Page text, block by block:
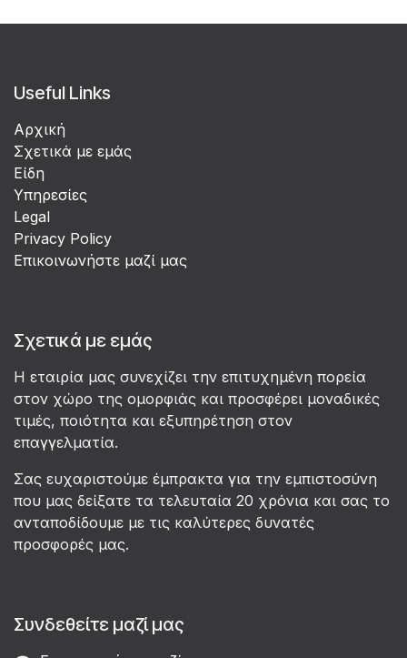
Useful Links
Αρχική
Σχετικά με εμάς
Είδη
Υπηρεσίες
Legal
Privacy Policy
Επικοινωνήστε μαζί μας
Σχετικά με εμάς
Η εταιρία μας συνεχίζει την επιτυχημένη πορεία
στον χώρο της ομορφιάς και προσφέρει μοναδικές
τιμές, ποιότητα και εξυπηρέτηση στον
επαγγελματία.
Σας ευχαριστούμε έμπρακτα για την εμπιστοσύνη
που μας δείξατε τα τελευταία 20 χρόνια και σας το
ανταποδίδουμε με τις καλύτερες δυνατές
προσφορές μας.
Συνδεθείτε μαζί μας